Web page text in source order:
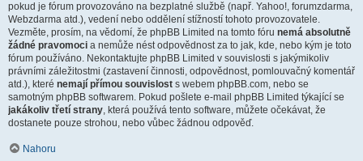
pokud je fórum provozováno na bezplatné službě (např. Yahoo!, forumzdarma,
Webzdarma atd.), vedení nebo oddělení stížností tohoto provozovatele.
Vezměte, prosím, na vědomí, že phpBB Limited na tomto fóru nemá absolutně
žádné pravomoci a nemůže nést odpovědnost za to jak, kde, nebo kým je toto
fórum používáno. Nekontaktujte phpBB Limited v souvislosti s jakýmikoliv
právními záležitostmi (zastavení činnosti, odpovědnost, pomlouvačný komentář
atd.), které nemají přímou souvislost s webem phpBB.com, nebo se
samotným phpBB softwarem. Pokud pošlete e-mail phpBB Limited týkající se
jakákoliv třetí strany, která používá tento software, můžete očekávat, že
dostanete pouze strohou, nebo vůbec žádnou odpověď.
Nahoru